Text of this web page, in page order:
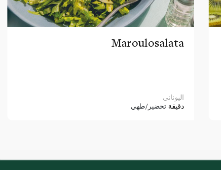
Maroulosalata
اليوناني
دقيقة تحضير/طهي